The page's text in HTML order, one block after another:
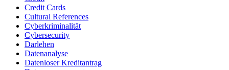
Credit Cards
Cultural References
Cyberkriminalität
Cybersecurity
Darlehen
Datenanalyse
Datenloser Kreditantrag